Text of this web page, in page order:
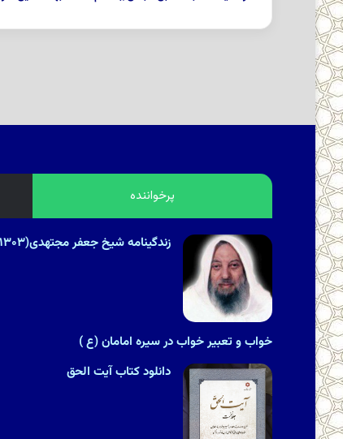
پرخواننده
زندگینامه شیخ جعفر مجتهدی(۱۳۰۳-۱۳۷۴هـ.ش)
خواب و تعبیر خواب در سیره امامان (ع )
دانلود کتاب آیت الحق